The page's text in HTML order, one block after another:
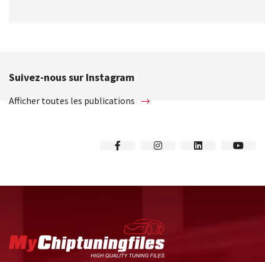
Suivez-nous sur Instagram
Afficher toutes les publications